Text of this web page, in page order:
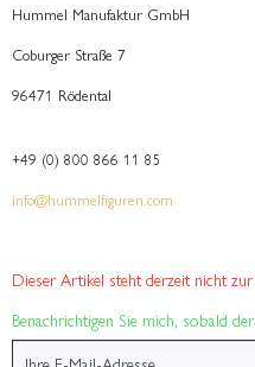
Hummel Manufaktur GmbH
Coburger Straße 7
96471 Rödental
+49 (0) 800 866 11 85
info@hummelfiguren.com
Dieser Artikel steht derzeit nicht zur
Benachrichtigen Sie mich, sobald